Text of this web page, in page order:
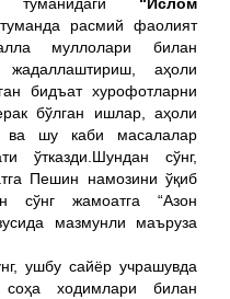
расмий фаолият
муллолари билан
аҳоли
бидъат хурофотларни
бўлган ишлар, аҳоли
шу каби масалалар
ўтказди.Шундан сўнг,
Пешин намозини ўқиб
сўнг жамоатга “Азон
мазмунли маъруза
ушбу сайёр учрашувда
ходимлари билан